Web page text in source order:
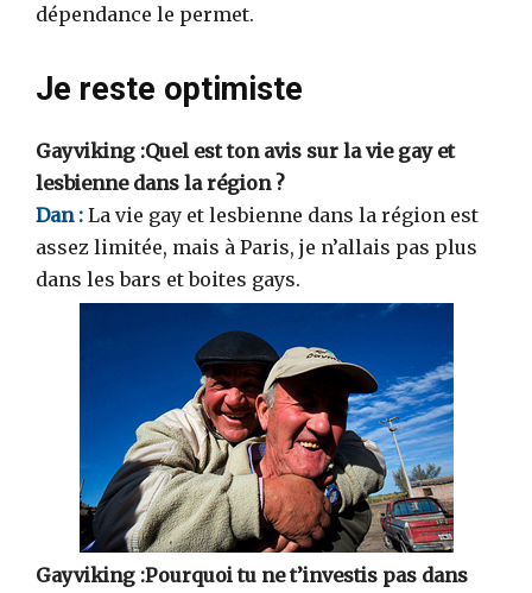
dépendance le permet.
Je reste optimiste
Gayviking :Quel est ton avis sur la vie gay et
lesbienne dans la région ?
Dan : La vie gay et lesbienne dans la région est
assez limitée, mais à Paris, je n’allais pas plus
dans les bars et boites gays.
Gayviking :Pourquoi tu ne t’investis pas dans